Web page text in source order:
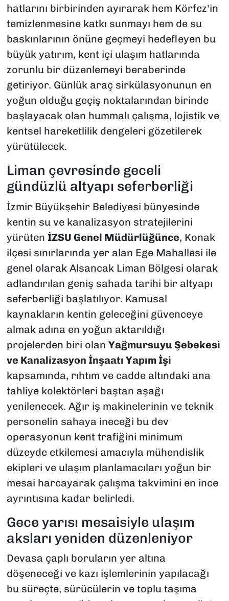
hatlarını birbirinden ayırarak hem Körfez'in
temizlenmesine katkı sunmayı hem de su
baskınlarının önüne geçmeyi hedefleyen bu
büyük yatırım, kent içi ulaşım hatlarında
zorunlu bir düzenlemeyi beraberinde
getiriyor. Günlük araç sirkülasyonunun en
yoğun olduğu geçiş noktalarından birinde
başlayacak olan hummalı çalışma, lojistik ve
kentsel hareketlilik dengeleri gözetilerek
yürütülecek.
Liman çevresinde geceli
gündüzlü altyapı seferberliği
İzmir Büyükşehir Belediyesi bünyesinde
kentin su ve kanalizasyon stratejilerini
yürüten İZSU Genel Müdürlüğünce, Konak
ilçesi sınırlarında yer alan Ege Mahallesi ile
genel olarak Alsancak Liman Bölgesi olarak
adlandırılan geniş sahada tarihi bir altyapı
seferberliği başlatılıyor. Kamusal
kaynakların kentin geleceğini güvenceye
almak adına en yoğun aktarıldığı
projelerden biri olan Yağmursuyu Şebekesi
ve Kanalizasyon İnşaatı Yapım İşi
kapsamında, rıhtım ve cadde altındaki ana
tahliye kolektörleri baştan aşağı
yenilenecek. Ağır iş makinelerinin ve teknik
personelin sahaya ineceği bu dev
operasyonun kent trafiğini minimum
düzeyde etkilemesi amacıyla mühendislik
ekipleri ve ulaşım planlamacıları yoğun bir
mesai harcayarak çalışma takvimini en ince
ayrıntısına kadar belirledi.
Gece yarısı mesaisiyle ulaşım
aksları yeniden düzenleniyor
Devasa çaplı boruların yer altına
döşeneceği ve kazı işlemlerinin yapılacağı
bu süreçte, sürücülerin ve toplu taşıma